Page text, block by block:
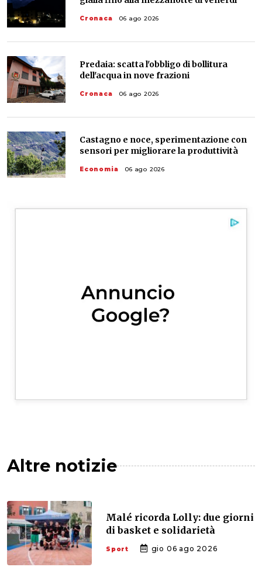
Cronaca 06 ago 2026
Predaia: scatta l'obbligo di bollitura
dell'acqua in nove frazioni
Cronaca 06 ago 2026
Castagno e noce, sperimentazione con
sensori per migliorare la produttività
Economia 06 ago 2026
Altre notizie
Malé ricorda Lolly: due giorni
di basket e solidarietà
Sport gio 06 ago 2026